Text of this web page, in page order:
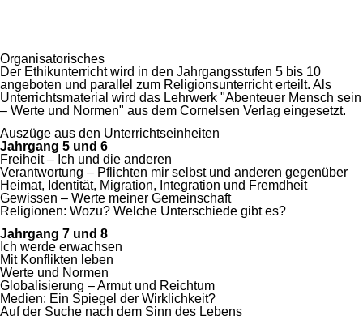
Organisatorisches
Der Ethikunterricht wird in den Jahrgangsstufen 5 bis 10
angeboten und parallel zum Religionsunterricht erteilt. Als
Unterrichtsmaterial wird das Lehrwerk "Abenteuer Mensch sein
– Werte und Normen" aus dem Cornelsen Verlag eingesetzt.
Auszüge aus den Unterrichtseinheiten
Jahrgang 5 und 6
Freiheit – Ich und die anderen
Verantwortung – Pflichten mir selbst und anderen gegenüber
Heimat, Identität, Migration, Integration und Fremdheit
Gewissen – Werte meiner Gemeinschaft
Religionen: Wozu? Welche Unterschiede gibt es?
Jahrgang 7 und 8
Ich werde erwachsen
Mit Konflikten leben
Werte und Normen
Globalisierung – Armut und Reichtum
Medien: Ein Spiegel der Wirklichkeit?
Auf der Suche nach dem Sinn des Lebens